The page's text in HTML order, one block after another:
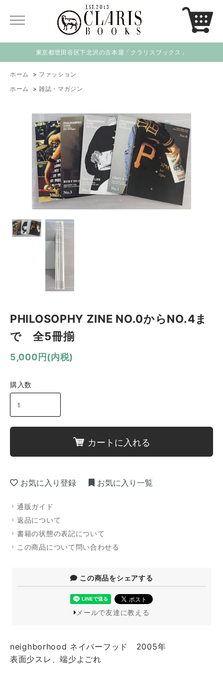
東京都世田谷区下北沢の古本屋「クラリスブックス」
ホーム > ファッション
ホーム
> 雑誌・マガジン
PHILOSOPHY ZINE NO.0からNO.4ま
で 全5冊揃
5,000円(内税)
購入数
カートに入れる
お気に入り登録 お気に入り一覧
通販ガイド
返品について
書籍の状態の表記について
この商品について問い合わせる
この商品をシェアする
メールで友達に教える
neighborhood ネイバーフッド 2005年
表面少スレ、端少よごれ